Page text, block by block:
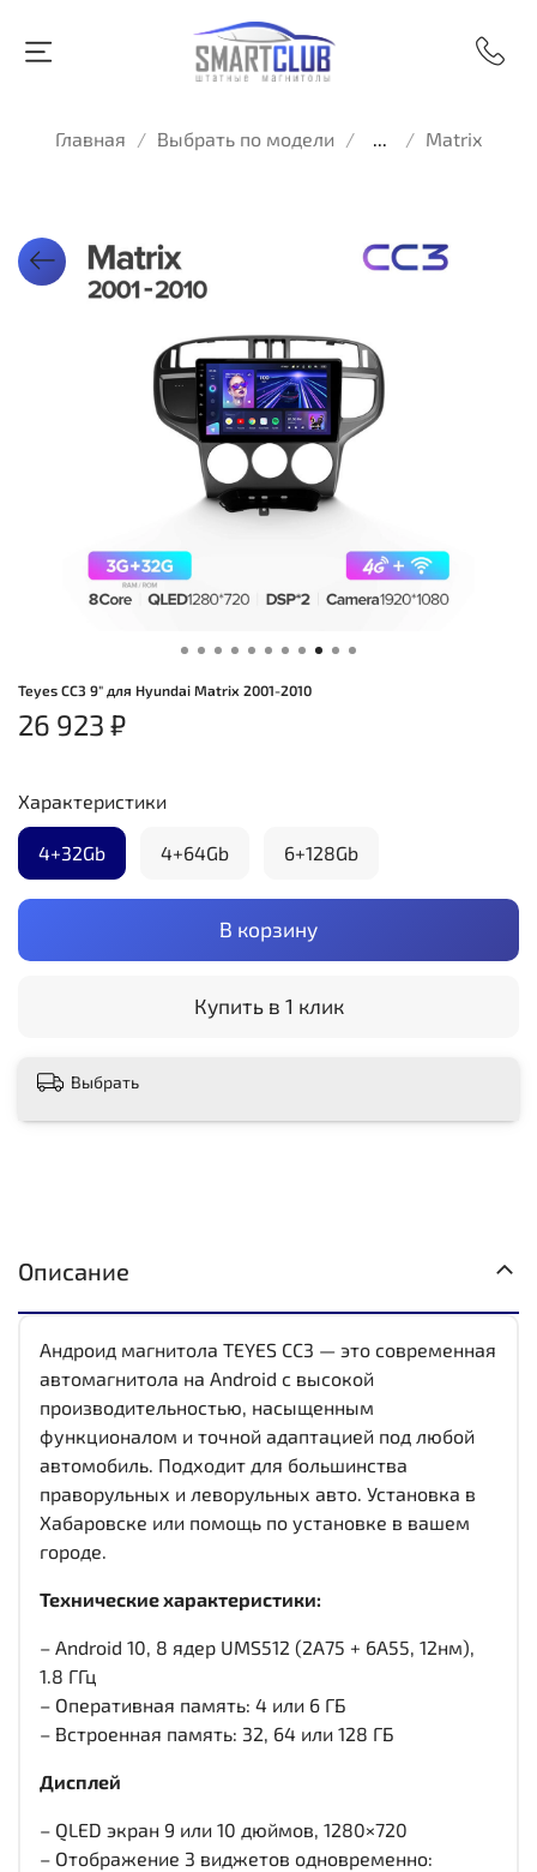
Главная Выбрать по модели ... Matrix
Teyes CC3 9" для Hyundai Matrix 2001-2010
26 923 ₽
В корзину
Купить в 1 клик
Характеристики
4+32Gb 4+64Gb 6+128Gb
Выбрать
Описание
Андроид магнитола TEYES CC3 — это современная
автомагнитола на Android с высокой
производительностью, насыщенным
функционалом и точной адаптацией под любой
автомобиль. Подходит для большинства
праворульных и леворульных авто. Установка в
Хабаровске или помощь по установке в вашем
городе.
Технические характеристики:
– Android 10, 8 ядер UMS512 (2A75 + 6A55, 12нм),
1.8 ГГц
– Оперативная память: 4 или 6 ГБ
– Встроенная память: 32, 64 или 128 ГБ
Дисплей
– QLED экран 9 или 10 дюймов, 1280×720
– Отображение 3 виджетов одновременно: